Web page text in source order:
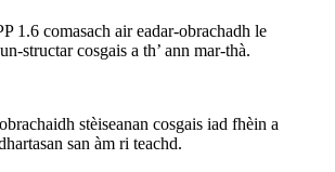
1.6 comasach air eadar-obrachadh le
structar cosgais a th’ ann mar-thà.
stèiseanan cosgais iad fhèin a
san àm ri teachd.